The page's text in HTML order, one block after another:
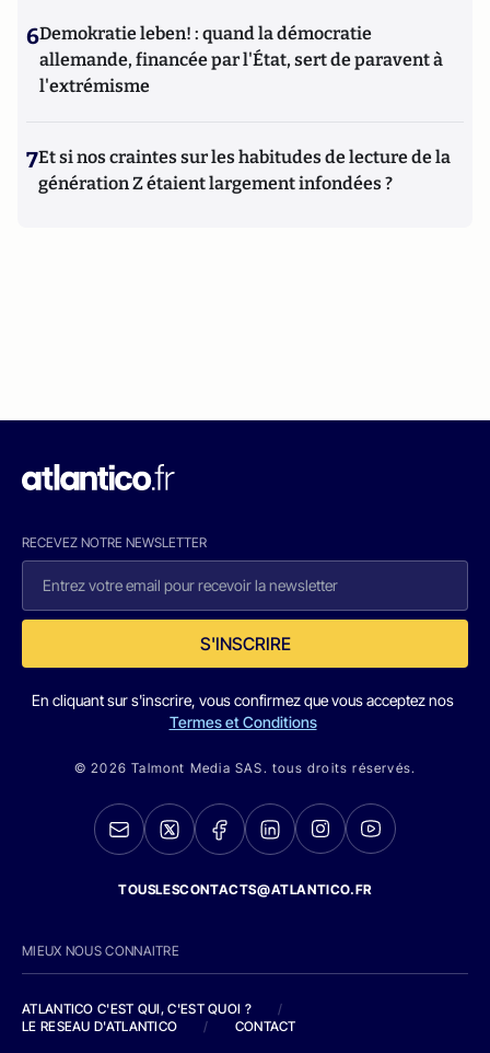
6Demokratie leben! : quand la démocratie
allemande, financée par l'État, sert de paravent à
l'extrémisme
7Et si nos craintes sur les habitudes de lecture de la
génération Z étaient largement infondées ?
RECEVEZ NOTRE NEWSLETTER
S'INSCRIRE
En cliquant sur s'inscrire, vous confirmez que vous acceptez nos
Termes et Conditions
© 2026 Talmont Media SAS. tous droits réservés.
TOUSLESCONTACTS@ATLANTICO.FR
MIEUX NOUS CONNAITRE
ATLANTICO C'EST QUI, C'EST QUOI ?
/
LE RESEAU D'ATLANTICO
/ CONTACT